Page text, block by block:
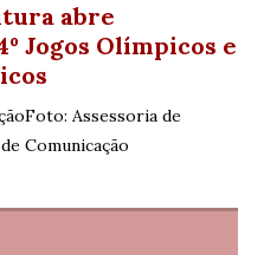
abre
Jogos Olímpicos e
Assessoria de
Comunicação